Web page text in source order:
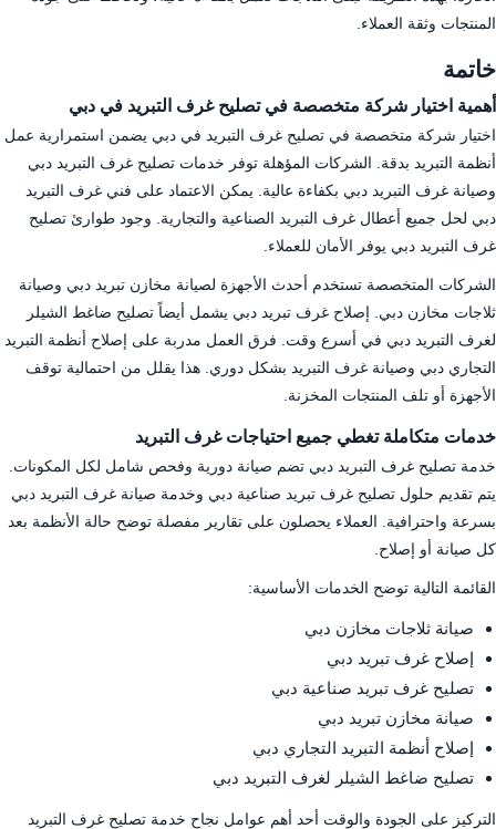
المنتجات وثقة العملاء.
خاتمة
أهمية اختيار شركة متخصصة في تصليح غرف التبريد في دبي
اختيار شركة متخصصة في تصليح غرف التبريد في دبي يضمن استمرارية عمل
أنظمة التبريد بدقة. الشركات المؤهلة توفر خدمات تصليح غرف التبريد دبي
وصيانة غرف التبريد دبي بكفاءة عالية. يمكن الاعتماد على فني غرف التبريد
دبي لحل جميع أعطال غرف التبريد الصناعية والتجارية. وجود طوارئ تصليح
غرف التبريد دبي يوفر الأمان للعملاء.
الشركات المتخصصة تستخدم أحدث الأجهزة لصيانة مخازن تبريد دبي وصيانة
ثلاجات مخازن دبي. إصلاح غرف تبريد دبي يشمل أيضاً تصليح ضاغط الشيلر
لغرف التبريد دبي في أسرع وقت. فرق العمل مدربة على إصلاح أنظمة التبريد
التجاري دبي وصيانة غرف التبريد بشكل دوري. هذا يقلل من احتمالية توقف
الأجهزة أو تلف المنتجات المخزنة.
خدمات متكاملة تغطي جميع احتياجات غرف التبريد
خدمة تصليح غرف التبريد دبي تضم صيانة دورية وفحص شامل لكل المكونات.
يتم تقديم حلول تصليح غرف تبريد صناعية دبي وخدمة صيانة غرف التبريد دبي
بسرعة واحترافية. العملاء يحصلون على تقارير مفصلة توضح حالة الأنظمة بعد
كل صيانة أو إصلاح.
القائمة التالية توضح الخدمات الأساسية:
صيانة ثلاجات مخازن دبي
إصلاح غرف تبريد دبي
تصليح غرف تبريد صناعية دبي
صيانة مخازن تبريد دبي
إصلاح أنظمة التبريد التجاري دبي
تصليح ضاغط الشيلر لغرف التبريد دبي
التركيز على الجودة والوقت أحد أهم عوامل نجاح خدمة تصليح غرف التبريد